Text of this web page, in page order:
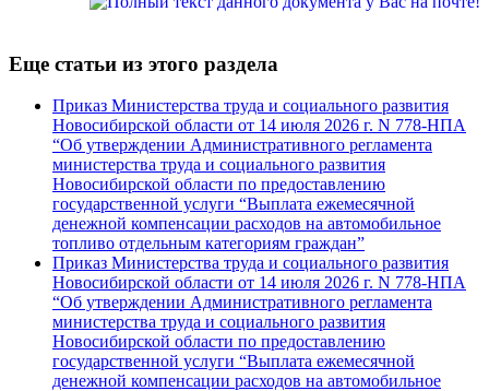
Еще статьи из этого раздела
Приказ Министерства труда и социального развития
Новосибирской области от 14 июля 2026 г. N 778-НПА
“Об утверждении Административного регламента
министерства труда и социального развития
Новосибирской области по предоставлению
государственной услуги “Выплата ежемесячной
денежной компенсации расходов на автомобильное
топливо отдельным категориям граждан”
Приказ Министерства труда и социального развития
Новосибирской области от 14 июля 2026 г. N 778-НПА
“Об утверждении Административного регламента
министерства труда и социального развития
Новосибирской области по предоставлению
государственной услуги “Выплата ежемесячной
денежной компенсации расходов на автомобильное